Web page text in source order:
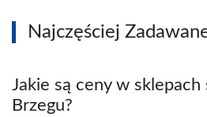
Najczęściej
Jakie są ceny w
Brzegu?